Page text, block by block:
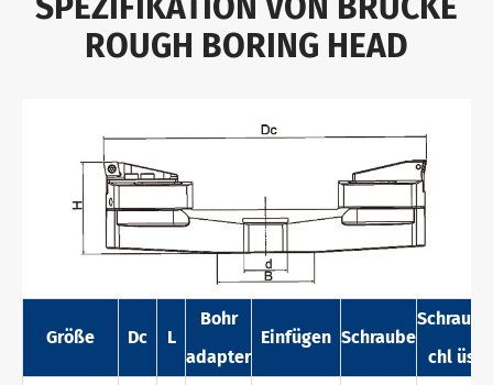
SPEZIFIKATION VON BRÜCKE
ROUGH BORING HEAD
Größe Dc L
Bohr
adapter
Einfügen Schraube
chl